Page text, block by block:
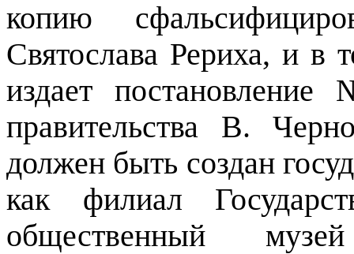
копию
Святослава Рериха, и в
издает
правительства В.
должен быть создан
как филиал
общественный